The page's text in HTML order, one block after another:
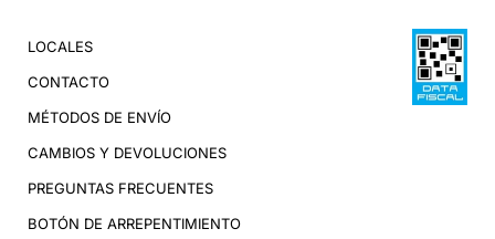
LOCALES
CONTACTO
MÉTODOS DE ENVÍO
CAMBIOS Y DEVOLUCIONES
PREGUNTAS FRECUENTES
BOTÓN DE ARREPENTIMIENTO